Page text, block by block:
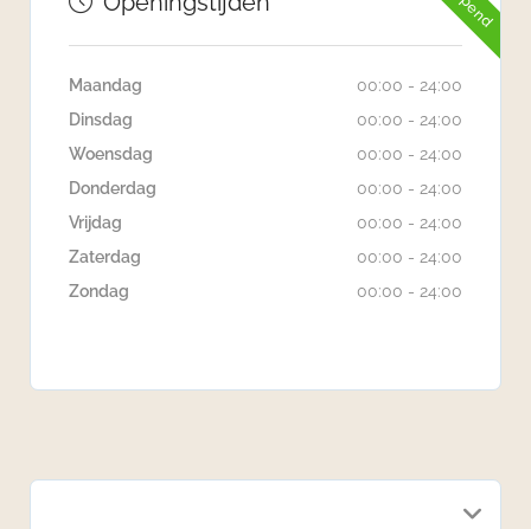
Maandag
00:00 - 24:00
Dinsdag
00:00 - 24:00
Woensdag
00:00 - 24:00
Donderdag
00:00 - 24:00
Vrijdag
00:00 - 24:00
Zaterdag
00:00 - 24:00
Zondag
00:00 - 24:00